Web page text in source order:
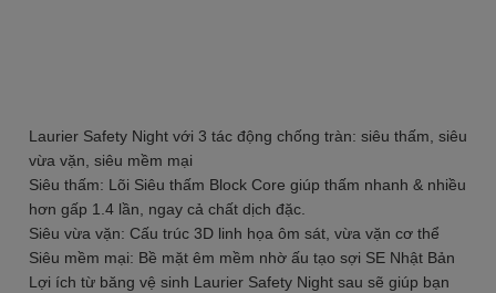
Laurier Safety Night với 3 tác động chống tràn: siêu thấm, siêu
vừa vặn, siêu mềm mại
Siêu thấm: Lõi Siêu thấm Block Core giúp thấm nhanh & nhiều
hơn gấp 1.4 lần, ngay cả chất dịch đặc.
Siêu vừa vặn: Cấu trúc 3D linh họa ôm sát, vừa vặn cơ thể
Siêu mềm mại: Bề mặt êm mềm nhờ ấu tạo sợi SE Nhật Bản
Lợi ích từ băng vệ sinh Laurier Safety Night sau sẽ giúp bạn